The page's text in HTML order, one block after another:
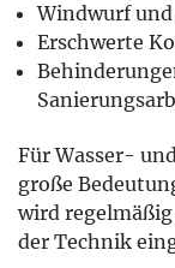
Windwurf
Erschwerte
Für Wasser-
große
wird
der Technik